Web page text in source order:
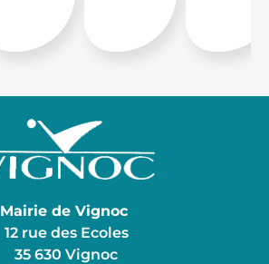
Mairie de Vignoc
12 rue des Ecoles
35 630 Vignoc